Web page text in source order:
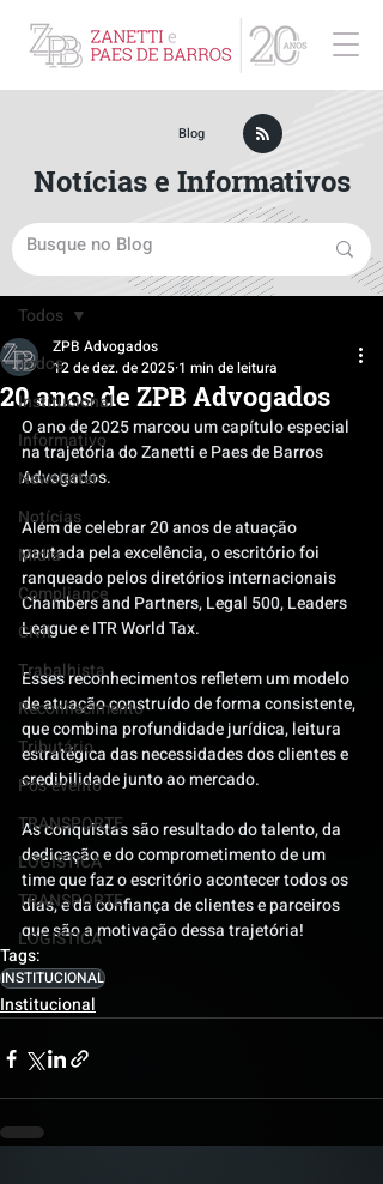
Post
Todos
Institucional
Informativo
Newsletter
Notícias
Mídia
Compliance
Civil
Trabalhista
Reconhecimento
Tributário
Pós-evento
TRANSPORTE
LOGISTICA
TRANSPORTE
LOGISTICA
Todos
20 anos de ZPB Advogados
ZPB Advogados
12 de dez. de 2025 1 min de leitura
O ano de 2025 marcou um capítulo especial
na trajetória do Zanetti e Paes de Barros
Advogados.
Além de celebrar 20 anos de atuação
pautada pela excelência, o escritório foi
ranqueado pelos diretórios internacionais
Chambers and Partners, Legal 500, Leaders
League e ITR World Tax.
Esses reconhecimentos refletem um modelo
de atuação construído de forma consistente,
que combina profundidade jurídica, leitura
estratégica das necessidades dos clientes e
credibilidade junto ao mercado.
As conquistas são resultado do talento, da
dedicação e do comprometimento de um
time que faz o escritório acontecer todos os
dias, e da confiança de clientes e parceiros
que são a motivação dessa trajetória!
Tags:
INSTITUCIONAL
Institucional
Blog
Notícias e Informativos